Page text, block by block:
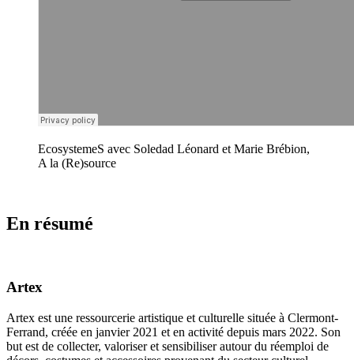
EcosystemeS avec Soledad Léonard et Marie Brébion,
A la (Re)source
En résumé
Artex
Artex est une ressourcerie artistique et culturelle située à Clermont-
Ferrand, créée en janvier 2021 et en activité depuis mars 2022. Son
but est de collecter, valoriser et sensibiliser autour du réemploi de